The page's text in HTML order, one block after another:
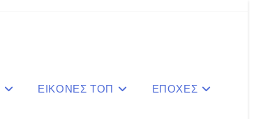
ΕΙΚΟΝΕΣ ΤΟΠ ΕΠΟΧΕΣ